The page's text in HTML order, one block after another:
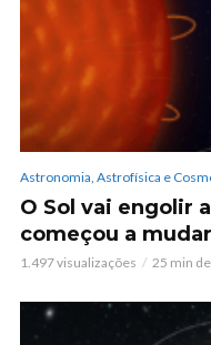
Astronomia, Astrofísica e
O Sol vai engolir
começou a mudar
1.497 visualizações 25 min